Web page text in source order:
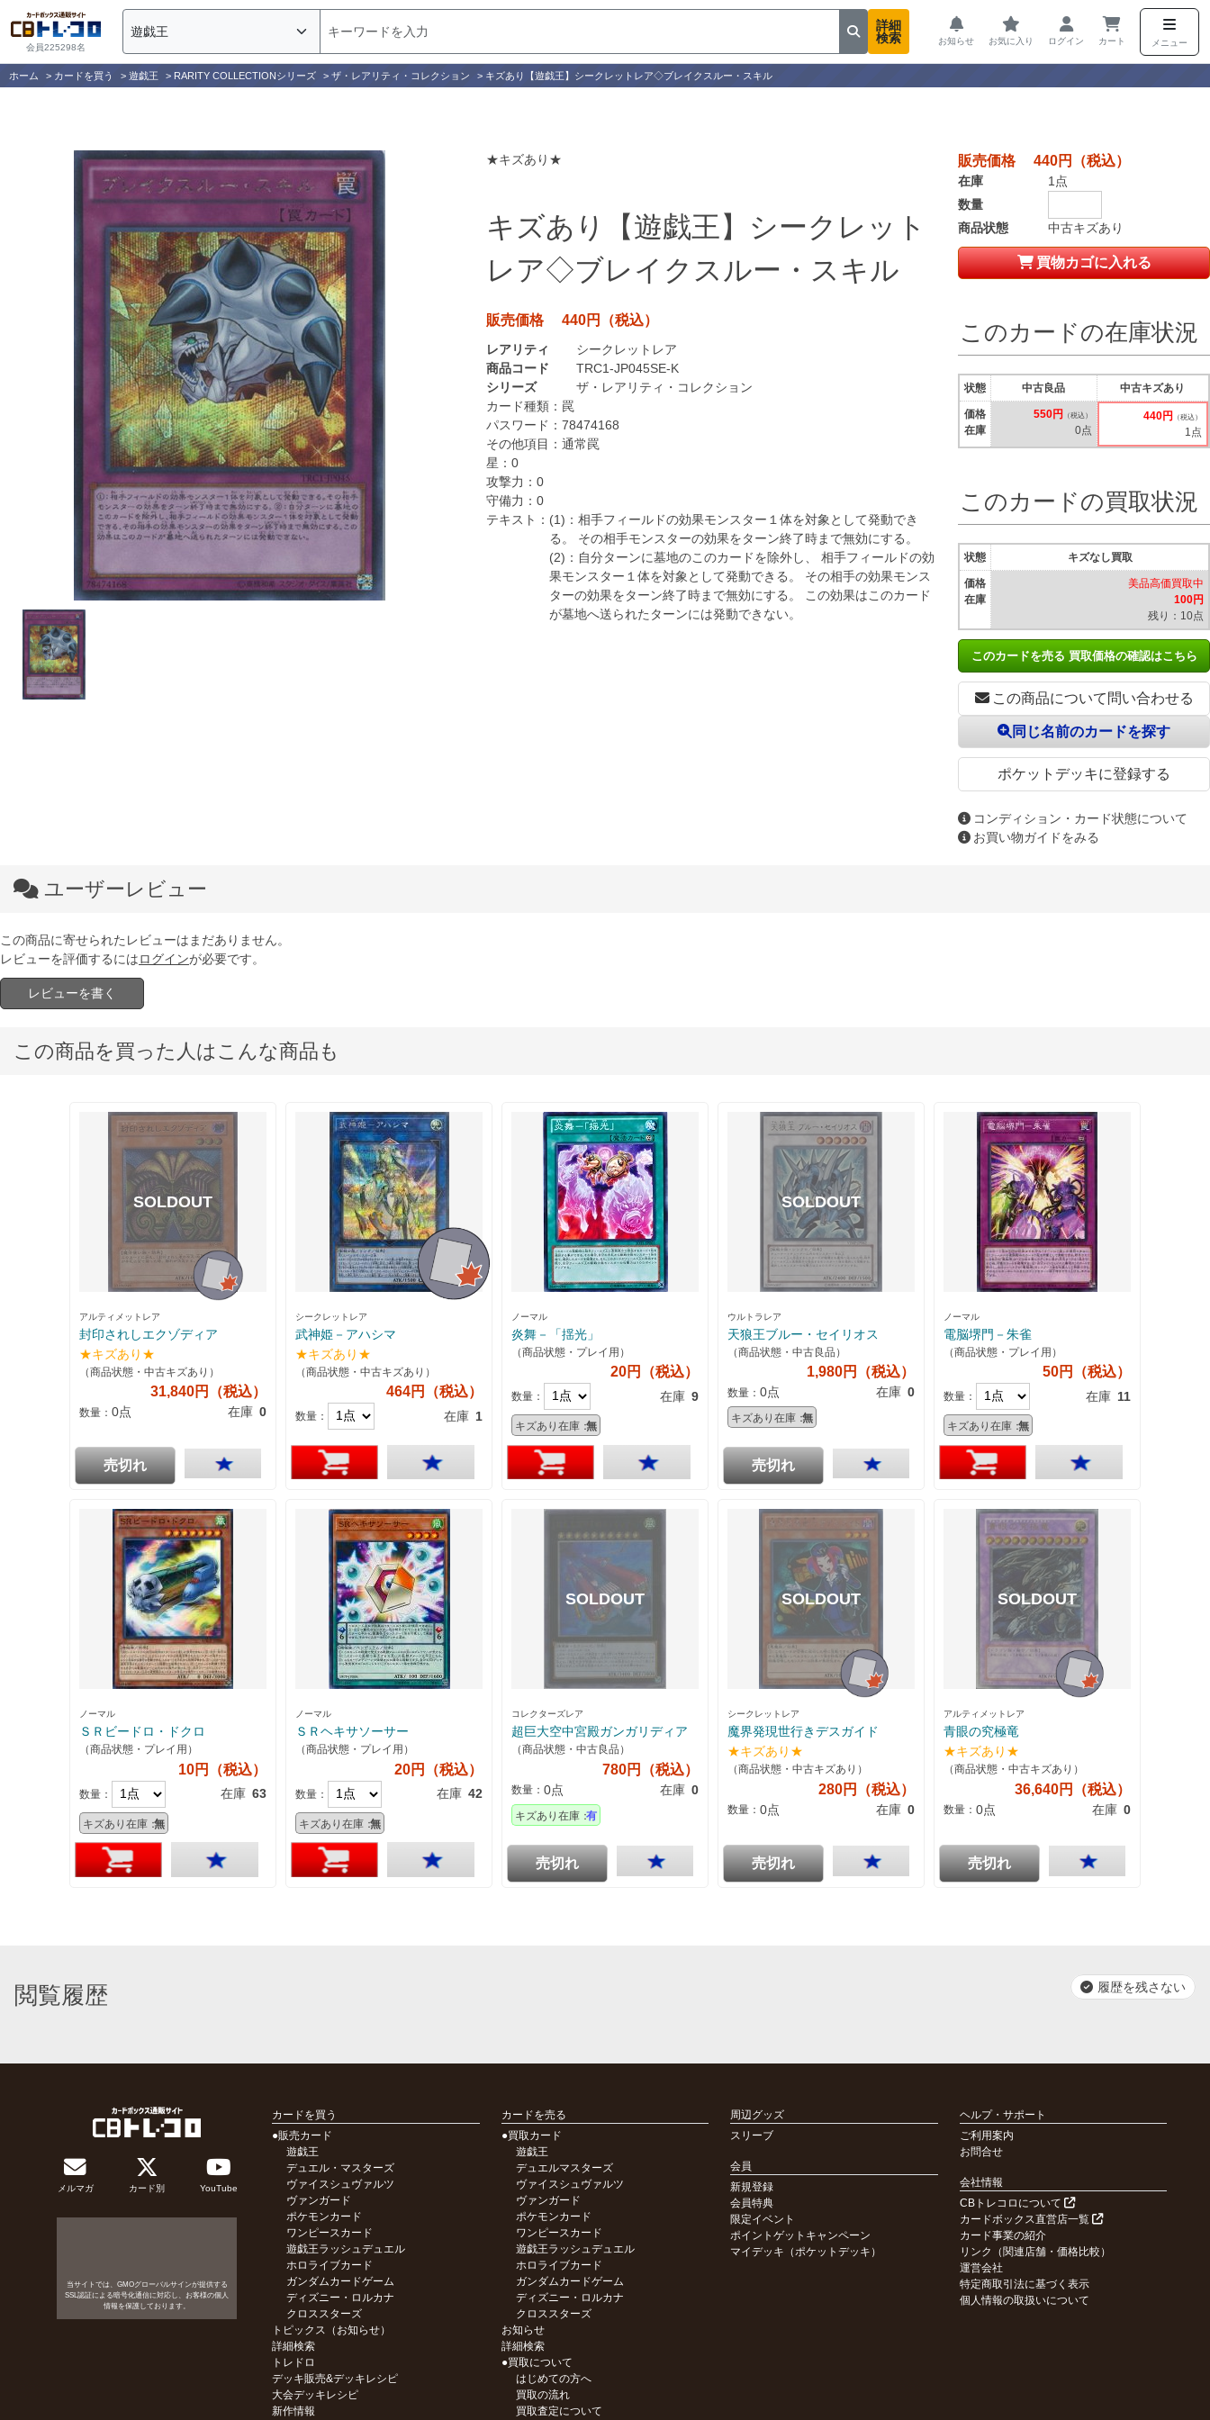
会員225298名
詳細
検索
お知らせ お気に入り ログイン カート メニュー
ホーム > カードを買う > 遊戯王 > RARITY COLLECTIONシリーズ > ザ・レアリティ・コレクション > キズあり【遊戯王】シークレットレア◇ブレイクスルー・スキル
★キズあり★
キズあり【遊戯王】シークレット
レア◇ブレイクスルー・スキル
販売価格 440円（税込）
レアリティ
シークレットレア
商品コード
TRC1-JP045SE-K
シリーズ
ザ・レアリティ・コレクション
カード種類： 罠
パスワード： 78474168
その他項目： 通常罠
星： 0
攻撃力： 0
守備力： 0
テキスト： (1)：相手フィールドの効果モンスター１体を対象として発動でき
る。 その相手モンスターの効果をターン終了時まで無効にする。
(2)：自分ターンに墓地のこのカードを除外し、 相手フィールドの効
果モンスター１体を対象として発動できる。 その相手の効果モンス
ターの効果をターン終了時まで無効にする。 この効果はこのカード
が墓地へ送られたターンには発動できない。
販売価格 440円（税込）
商品状態 中古キズあり
在庫
1点
数量
買物カゴに入れる
この商品について問い合わせる
ポケットデッキに登録する
同じ名前のカードを探す
コンディション・カード状態について
お買い物ガイドをみる
このカードの在庫状況
状態
価格
在庫
中古良品
550円 （税込）
0点
中古キズあり
440円 （税込）
1点
このカードの買取状況
状態
価格
在庫
キズなし買取
美品高価買取中
100円
残り：10点
このカードを売る 買取価格の確認はこちら
ユーザーレビュー
この商品に寄せられたレビューはまだありません。
レビューを評価するにはログインが必要です。
レビューを書く
この商品を買った人はこんな商品も
アルティメットレア
封印されしエクゾディア
★キズあり★
（商品状態・中古キズあり）
31,840円（税込）
数量： 0点 在庫 0
売切れ
シークレットレア
武神姫－アハシマ
★キズあり★
（商品状態・中古キズあり）
464円（税込）
数量： 在庫 1
ノーマル
炎舞－「揺光」
（商品状態・プレイ用）
20円（税込）
数量： 在庫 9
キズあり在庫：無
ウルトラレア
天狼王ブルー・セイリオス
（商品状態・中古良品）
1,980円（税込）
数量： 0点 在庫 0
キズあり在庫：無
売切れ
ノーマル
電脳堺門－朱雀
（商品状態・プレイ用）
50円（税込）
数量： 在庫 11
キズあり在庫：無
ノーマル
ＳＲビードロ・ドクロ
（商品状態・プレイ用）
10円（税込）
数量： 在庫 63
キズあり在庫：無
ノーマル
ＳＲヘキサソーサー
（商品状態・プレイ用）
20円（税込）
数量： 在庫 42
キズあり在庫：無
コレクターズレア
超巨大空中宮殿ガンガリディア
（商品状態・中古良品）
780円（税込）
数量： 0点 在庫 0
キズあり在庫：有
売切れ
シークレットレア
魔界発現世行きデスガイド
★キズあり★
（商品状態・中古キズあり）
280円（税込）
数量： 0点 在庫 0
売切れ
アルティメットレア
青眼の究極竜
★キズあり★
（商品状態・中古キズあり）
36,640円（税込）
数量： 0点 在庫 0
売切れ
閲覧履歴 履歴を残さない
メルマガ カード別 YouTube
当サイトでは、GMOグローバルサインが提供する
SSL認証による暗号化通信に対応し、お客様の個人
情報を保護しております。
カードを買う
●販売カード
遊戯王
デュエル・マスターズ
ヴァイスシュヴァルツ
ヴァンガード
ポケモンカード
ワンピースカード
遊戯王ラッシュデュエル
ホロライブカード
ガンダムカードゲーム
ディズニー・ロルカナ
クロススターズ
トピックス（お知らせ）
詳細検索
トレドロ
デッキ販売&デッキレシピ
大会デッキレシピ
新作情報
カードを売る
●買取カード
遊戯王
デュエルマスターズ
ヴァイスシュヴァルツ
ヴァンガード
ポケモンカード
ワンピースカード
遊戯王ラッシュデュエル
ホロライブカード
ガンダムカードゲーム
ディズニー・ロルカナ
クロススターズ
お知らせ
詳細検索
●買取について
はじめての方へ
買取の流れ
買取査定について
周辺グッズ
スリーブ
会員
新規登録
会員特典
限定イベント
ポイントゲットキャンペーン
マイデッキ（ポケットデッキ）
ヘルプ・サポート
ご利用案内
お問合せ
会社情報
CBトレコロについて
カードボックス直営店一覧
カード事業の紹介
リンク（関連店舗・価格比較）
運営会社
特定商取引法に基づく表示
個人情報の取扱いについて